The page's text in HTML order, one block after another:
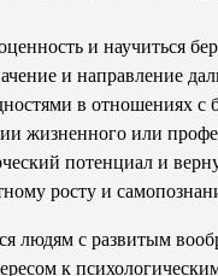
и научиться
и направление
в отношениях
жизненного или
потенциал и
росту и
людям с развитым
к